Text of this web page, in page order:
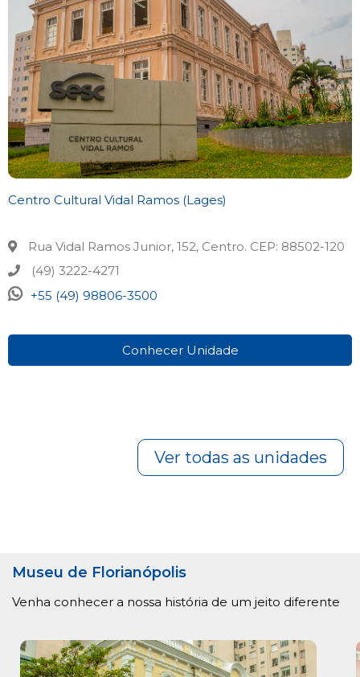
Centro Cultural Vidal Ramos (Lages)
Rua Vidal Ramos Junior, 152, Centro. CEP: 88502-120
(49) 3222-4271
+55 (49) 98806-3500
Conhecer Unidade
Ver todas as unidades
Museu de Florianópolis
Venha conhecer a nossa história de um jeito diferente